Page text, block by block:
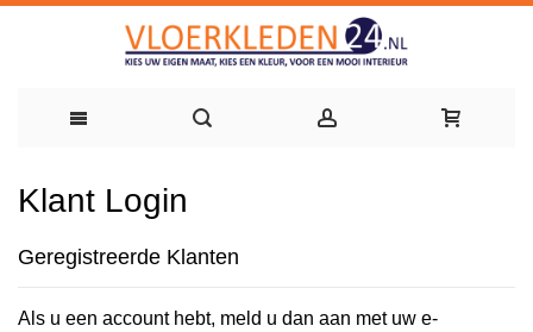
naar
de
Klant Login
Geregistreerde Klanten
Als u een account hebt, meld u dan aan met uw e-